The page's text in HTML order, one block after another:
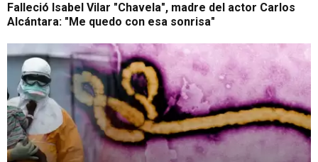
Falleció Isabel Vilar "Chavela", madre del actor Carlos
Alcántara: "Me quedo con esa sonrisa"